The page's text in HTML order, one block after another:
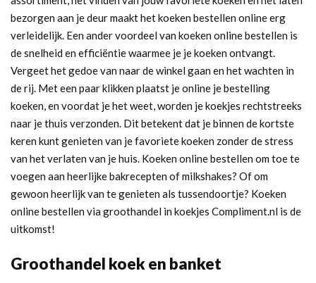
bezorgen aan je deur maakt het koeken bestellen online erg
verleidelijk. Een ander voordeel van koeken online bestellen is
de snelheid en efficiëntie waarmee je je koeken ontvangt.
Vergeet het gedoe van naar de winkel gaan en het wachten in
de rij. Met een paar klikken plaatst je online je bestelling
koeken, en voordat je het weet, worden je koekjes rechtstreeks
naar je thuis verzonden. Dit betekent dat je binnen de kortste
keren kunt genieten van je favoriete koeken zonder de stress
van het verlaten van je huis. Koeken online bestellen om toe te
voegen aan heerlijke bakrecepten of milkshakes? Of om
gewoon heerlijk van te genieten als tussendoortje? Koeken
online bestellen via groothandel in koekjes Compliment.nl is de
uitkomst!
Groothandel koek en banket